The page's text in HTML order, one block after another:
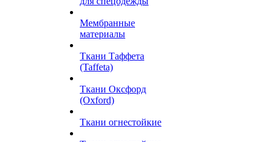
Мембранные
материалы
Ткани Таффета
(Taffeta)
Ткани Оксфорд
(Oxford)
Ткани огнестойкие